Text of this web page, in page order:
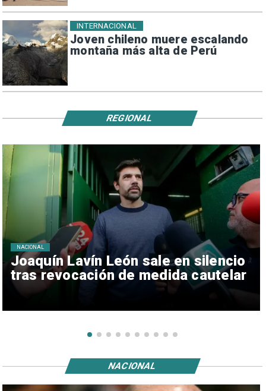
Joven chileno muere escalando
montaña más alta de Perú
INTERNACIONAL
Joaquín Lavín León sale en silencio
tras revocación de medida cautelar
NACIONAL
REGIONAL
NACIONAL